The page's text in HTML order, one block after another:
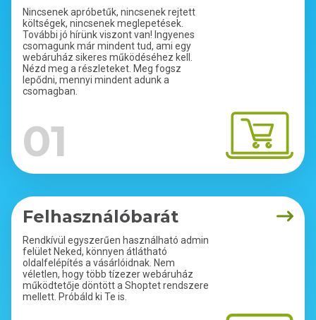
Nincsenek apróbetűk, nincsenek rejtett
költségek, nincsenek meglepetések.
További jó hírünk viszont van! Ingyenes
csomagunk már mindent tud, ami egy
webáruház sikeres működéséhez kell.
Nézd meg a részleteket. Meg fogsz
lepődni, mennyi mindent adunk a
csomagban.
01
Felhasználóbarát
Rendkívül egyszerűen használható admin
felület Neked, könnyen átlátható
oldalfelépítés a vásárlóidnak. Nem
véletlen, hogy több tízezer webáruház
működtetője döntött a Shoptet rendszere
mellett. Próbáld ki Te is.